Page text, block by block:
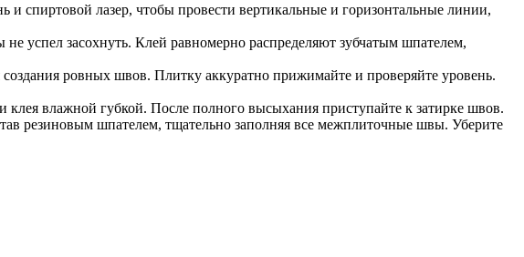
и спиртовой лазер, чтобы провести вертикальные и горизонтальные линии,
успел засохнуть. Клей равномерно распределяют зубчатым шпателем,
ровных швов. Плитку аккуратно прижимайте и проверяйте уровень.
влажной губкой. После полного высыхания приступайте к затирке швов.
резиновым шпателем, тщательно заполняя все межплиточные швы. Уберите